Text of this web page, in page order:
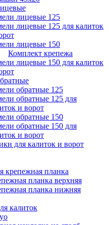
лицевые 125
лицевые 125 для калиток
лицевые 150
Комплект крепежа
лицевые 150 для калиток
обратные 125
обратные 125 для
и ворот
обратные 150
обратные 150 для
и ворот
для калиток и ворот
крепежная планка
планка верхняя
планка нижняя
калиток